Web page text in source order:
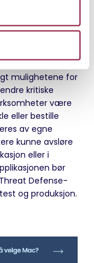
eller nest siste
over sin app
på
mulighetene for
kritiske
være
eller bestille
av egne
kunne avsløre
eller i
bør
Defense-
og produksjon.